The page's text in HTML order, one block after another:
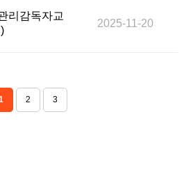
리감독자교
2025-11-20
2 3